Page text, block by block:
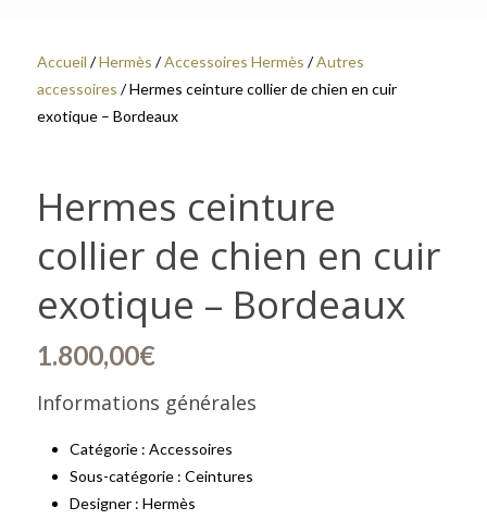
Accueil /Hermès /Accessoires Hermès /Autres
accessoires / Hermes ceinture collier de chien en cuir
exotique – Bordeaux
Hermes ceinture
collier de chien en cuir
exotique – Bordeaux
1.800,00€
Informations générales
Catégorie : Accessoires
Sous-catégorie : Ceintures
Designer : Hermès